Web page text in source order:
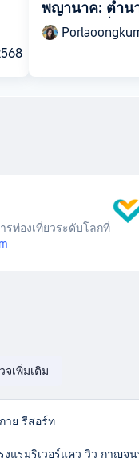
พญานาค: ตำน
ความงามที่ธรร
Porlaoongkum
ท่องเที่ยวระดับโลกที่
จเพิ่มเติม
าย รีสอร์ท
งแรมริเวอร์แคว วิว กาญจ